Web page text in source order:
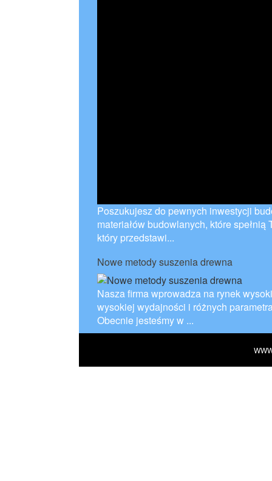
Poszukujesz do pewnych inwestycji
materiałów budowlanych, które
który przedstawi...
Nowe metody suszenia drewna
Nasza firma wprowadza na rynek
wysokiej wydajności i różnych
Obecnie jesteśmy w ...